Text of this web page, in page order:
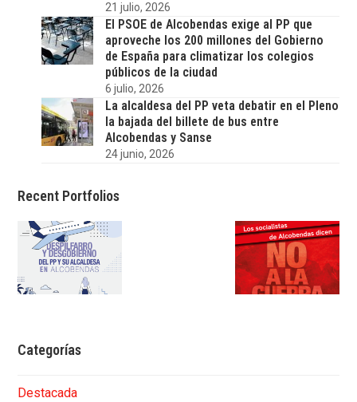
21 julio, 2026
El PSOE de Alcobendas exige al PP que
aproveche los 200 millones del Gobierno
de España para climatizar los colegios
públicos de la ciudad
6 julio, 2026
La alcaldesa del PP veta debatir en el Pleno
la bajada del billete de bus entre
Alcobendas y Sanse
24 junio, 2026
Recent Portfolios
Categorías
Destacada